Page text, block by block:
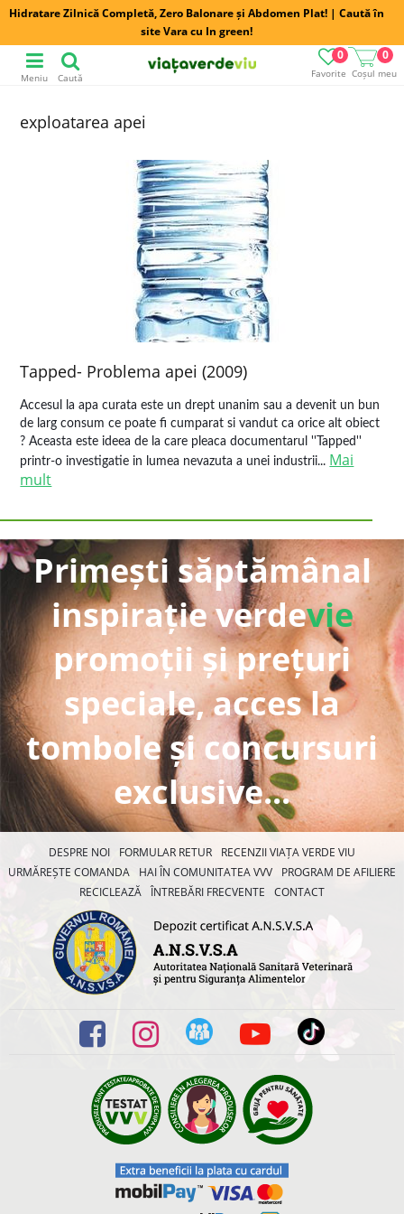
Hidratare Zilnică Completă, Zero Balonare și Abdomen Plat! | Caută în
site Vara cu In green!
Favorite
0
Coșul meu
0
Meniu Caută
exploatarea apei
Tapped- Problema apei (2009)
Accesul la apa curata este un drept unanim sau a devenit un bun
de larg consum ce poate fi cumparat si vandut ca orice alt obiect
? Aceasta este ideea de la care pleaca documentarul ''Tapped''
printr-o investigatie in lumea nevazuta a unei industrii... Mai
mult
Primești săptămânal
inspirație verdevie
promoții și prețuri
speciale, acces la
tombole și concursuri
exclusive...
DESPRE NOI FORMULAR RETUR
RECENZII VIAȚA VERDE VIU
URMĂREȘTE COMANDA
HAI ÎN COMUNITATEA VVV
PROGRAM DE AFILIERE
RECICLEAZĂ ÎNTREBĂRI FRECVENTE CONTACT